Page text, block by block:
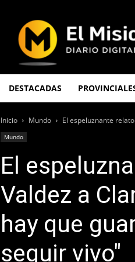
DESTACADAS
Inicio Mundo El espeluznante
Mundo
El
Valdez a
hay que
seguir vivo"